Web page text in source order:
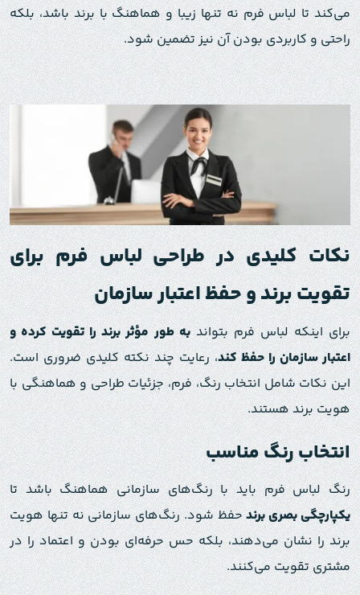
می‌کند تا لباس فرم نه تنها زیبا و هماهنگ با برند باشد، بلکه
راحتی و کاربردی بودن آن نیز تضمین شود.
نکات کلیدی در طراحی لباس فرم برای
تقویت برند و حفظ اعتبار سازمان
برای اینکه لباس فرم بتواندبه طور مؤثر برند را تقویت کرده و
اعتبار سازمان را حفظ کند، رعایت چند نکته کلیدی ضروری است.
این نکات شامل انتخاب رنگ، فرم، جزئیات طراحی و هماهنگی با
هویت برند هستند.
انتخاب رنگ مناسب
رنگ لباس فرم باید با رنگ‌های سازمانی هماهنگ باشد تا
یکپارچگی بصری برندحفظ شود. رنگ‌های سازمانی نه تنها هویت
برند را نشان می‌دهند، بلکه حس حرفه‌ای بودن و اعتماد را در
مشتری تقویت می‌کنند.